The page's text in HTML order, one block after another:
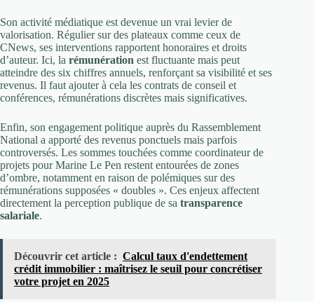
Son activité médiatique est devenue un vrai levier de
valorisation. Régulier sur des plateaux comme ceux de
CNews, ses interventions rapportent honoraires et droits
d’auteur. Ici, la rémunération est fluctuante mais peut
atteindre des six chiffres annuels, renforçant sa visibilité et ses
revenus. Il faut ajouter à cela les contrats de conseil et
conférences, rémunérations discrètes mais significatives.
Enfin, son engagement politique auprès du Rassemblement
National a apporté des revenus ponctuels mais parfois
controversés. Les sommes touchées comme coordinateur de
projets pour Marine Le Pen restent entourées de zones
d’ombre, notamment en raison de polémiques sur des
rémunérations supposées « doubles ». Ces enjeux affectent
directement la perception publique de sa transparence
salariale.
Découvrir cet article : Calcul taux d'endettement
crédit immobilier : maîtrisez le seuil pour concrétiser
votre projet en 2025